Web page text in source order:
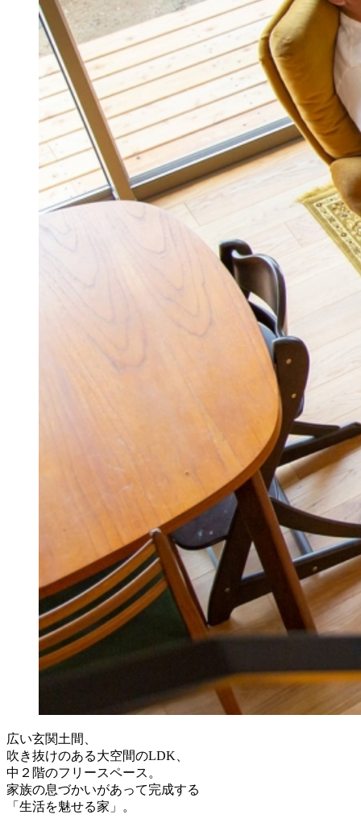
広い玄関土間、
吹き抜けのある大空間のLDK、
中２階のフリースペース。
家族の息づかいがあって完成する
「生活を魅せる家」。